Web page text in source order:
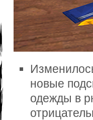
новые
одежды в